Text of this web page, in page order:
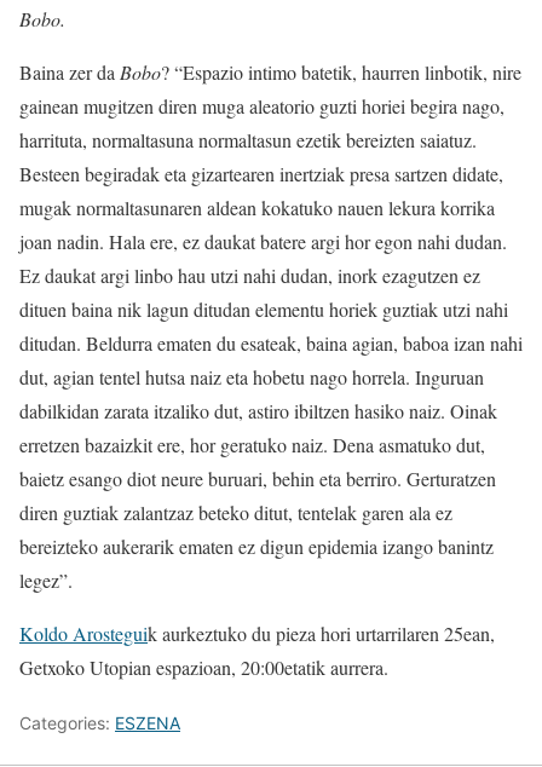
Bobo.
Baina zer daBobo? “Espazio intimo batetik, haurren linbotik, nire
gainean mugitzen diren muga aleatorio guzti horiei begira nago,
harrituta, normaltasuna normaltasun ezetik bereizten saiatuz.
Besteen begiradak eta gizartearen inertziak presa sartzen didate,
mugak normaltasunaren aldean kokatuko nauen lekura korrika
joan nadin. Hala ere, ez daukat batere argi hor egon nahi dudan.
Ez daukat argi linbo hau utzi nahi dudan, inork ezagutzen ez
dituen baina nik lagun ditudan elementu horiek guztiak utzi nahi
ditudan. Beldurra ematen du esateak, baina agian, baboa izan nahi
dut, agian tentel hutsa naiz eta hobetu nago horrela. Inguruan
dabilkidan zarata itzaliko dut, astiro ibiltzen hasiko naiz. Oinak
erretzen bazaizkit ere, hor geratuko naiz. Dena asmatuko dut,
baietz esango diot neure buruari, behin eta berriro. Gerturatzen
diren guztiak zalantzaz beteko ditut, tentelak garen ala ez
bereizteko aukerarik ematen ez digun epidemia izango banintz
legez”.
Koldo Arosteguik aurkeztuko du pieza hori urtarrilaren 25ean,
Getxoko Utopian espazioan, 20:00etatik aurrera.
Categories: ESZENA